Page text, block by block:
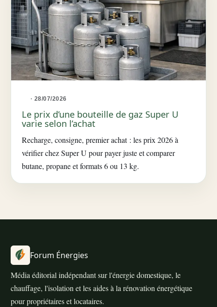
· 28/07/2026
Le prix d’une bouteille de gaz Super U
varie selon l’achat
Recharge, consigne, premier achat : les prix 2026 à
vérifier chez Super U pour payer juste et comparer
butane, propane et formats 6 ou 13 kg.
Forum Énergies
Média éditorial indépendant sur l'énergie domestique, le
chauffage, l'isolation et les aides à la rénovation énergétique
pour propriétaires et locataires.